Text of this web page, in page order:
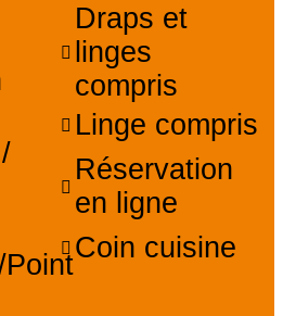
Draps et
linges
compris
Linge compris
Réservation
en ligne
Coin cuisine